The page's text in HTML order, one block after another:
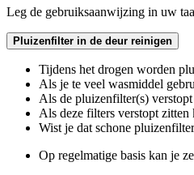
Leg de gebruiksaanwijzing in uw
Pluizenfilter in de deur reinigen
Tijdens het drogen worden
Als je te veel wasmiddel
Als de pluizenfilter(s)
Als deze filters verstopt
Wist je dat schone
Op regelmatige basis kan je